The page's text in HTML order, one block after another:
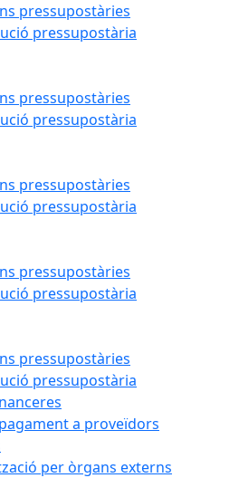
pressupostàries
pressupostària
pressupostàries
pressupostària
pressupostàries
pressupostària
pressupostàries
pressupostària
pressupostàries
pressupostària
a proveïdors
per òrgans externs